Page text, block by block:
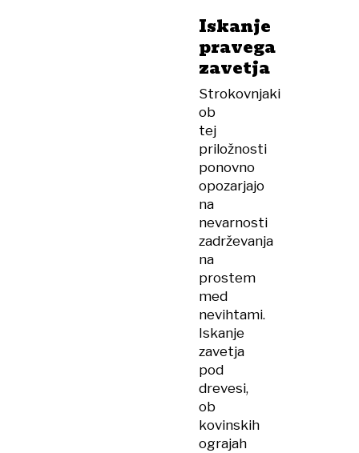
Iskanje
pravega
zavetja
Strokovnjaki
ob
tej
priložnosti
ponovno
opozarjajo
na
nevarnosti
zadrževanja
na
prostem
med
nevihtami.
Iskanje
zavetja
pod
drevesi,
ob
kovinskih
ograjah